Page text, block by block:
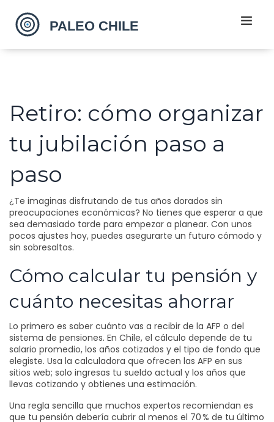
Retiro: cómo organizar
tu jubilación paso a
paso
¿Te imaginas disfrutando de tus años dorados sin
preocupaciones económicas? No tienes que esperar a que
sea demasiado tarde para empezar a planear. Con unos
pocos ajustes hoy, puedes asegurarte un futuro cómodo y
sin sobresaltos.
Cómo calcular tu pensión y
cuánto necesitas ahorrar
Lo primero es saber cuánto vas a recibir de la AFP o del
sistema de pensiones. En Chile, el cálculo depende de tu
salario promedio, los años cotizados y el tipo de fondo que
elegiste. Usa la calculadora que ofrecen las AFP en sus
sitios web; solo ingresas tu sueldo actual y los años que
llevas cotizando y obtienes una estimación.
Una regla sencilla que muchos expertos recomiendan es
que tu pensión debería cubrir al menos el 70 % de tu último